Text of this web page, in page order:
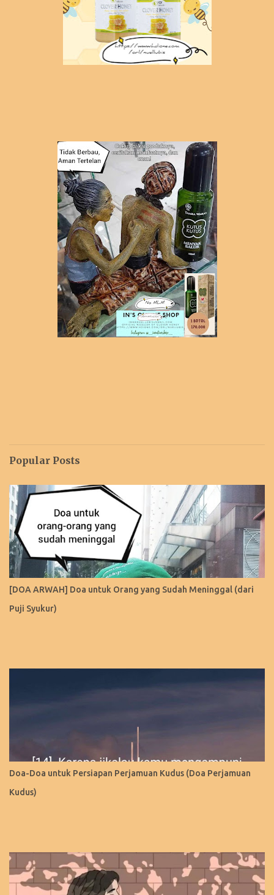
Popular Posts
[DOA ARWAH] Doa untuk Orang yang Sudah Meninggal (dari
Puji Syukur)
Doa-Doa untuk Persiapan Perjamuan Kudus (Doa Perjamuan
Kudus)